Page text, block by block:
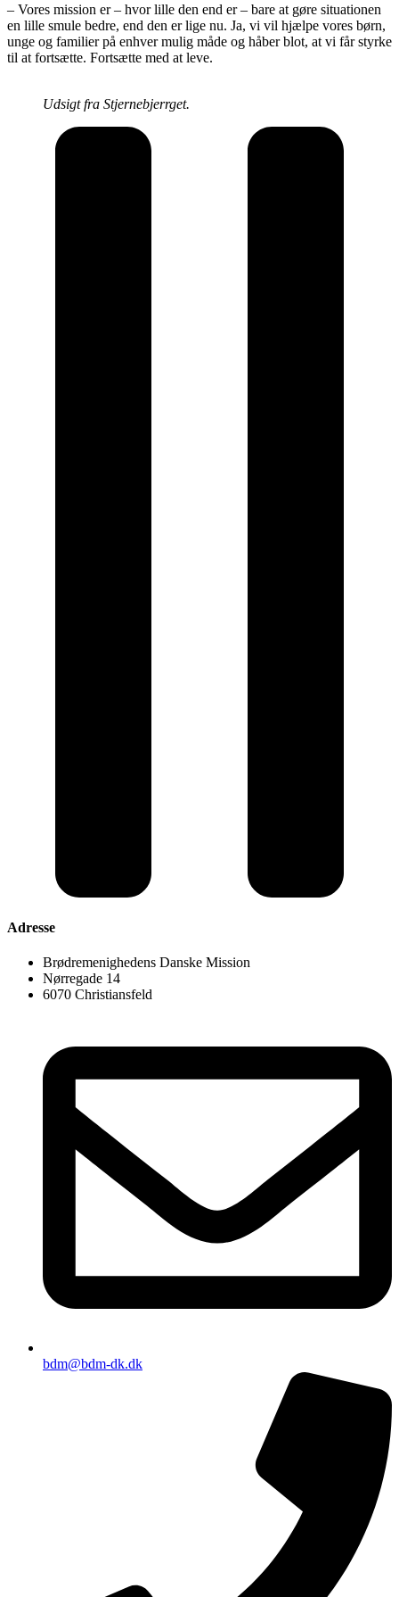
– Vores mission er – hvor lille den end er – bare at gøre situationen
en lille smule bedre, end den er lige nu. Ja, vi vil hjælpe vores børn,
unge og familier på enhver mulig måde og håber blot, at vi får styrke
til at fortsætte. Fortsætte med at leve.
Udsigt fra Stjernebjerrget.
Adresse
Brødremenighedens Danske Mission
Nørregade 14
6070 Christiansfeld
bdm@bdm-dk.dk